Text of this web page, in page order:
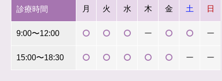
診療時間 月 火 水 木 金 土 日
9:00〜12:00 ー ー
15:00〜18:30 ー ー